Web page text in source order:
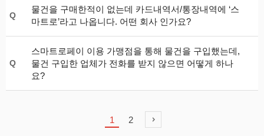
Q
물건을 구매한적이 없는데 카드내역서/통장내역에 ‘스
마트로’라고 나옵니다. 어떤 회사 인가요?
Q
스마트로페이 이용 가맹점을 통해 물건을 구입했는데,
물건 구입한 업체가 전화를 받지 않으면 어떻게 하나
요?
1 2